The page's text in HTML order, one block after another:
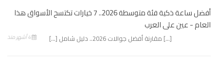
أفضل ساعة ذكية فئة متوسطة 2026.. 7 خيارات تكتسح الأسواق هذا
العام - عين على العرب
[…] مقارنة أفضل جوالات 2026.. دليل شامل […]